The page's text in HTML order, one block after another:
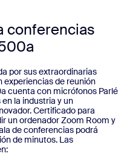
conferencias
por sus extraordinarias
experiencias de reunión
cuenta con micrófonos Parlé
la industria y un
Certificado para
un ordenador Zoom Room y
de conferencias podrá
de minutos. Las